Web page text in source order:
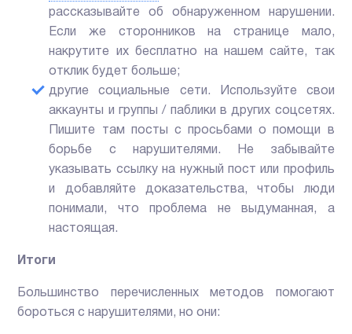
рассказывайте об обнаруженном нарушении.
Если же сторонников на странице мало,
накрутите их бесплатно на нашем сайте, так
отклик будет больше;
другие социальные сети. Используйте свои
аккаунты и группы / паблики в других соцсетях.
Пишите там посты с просьбами о помощи в
борьбе с нарушителями. Не забывайте
указывать ссылку на нужный пост или профиль
и добавляйте доказательства, чтобы люди
понимали, что проблема не выдуманная, а
настоящая.
Итоги
Большинство перечисленных методов помогают
бороться с нарушителями, но они: